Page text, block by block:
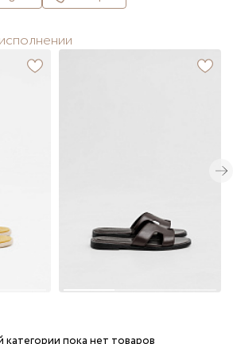
категории пока нет товаров